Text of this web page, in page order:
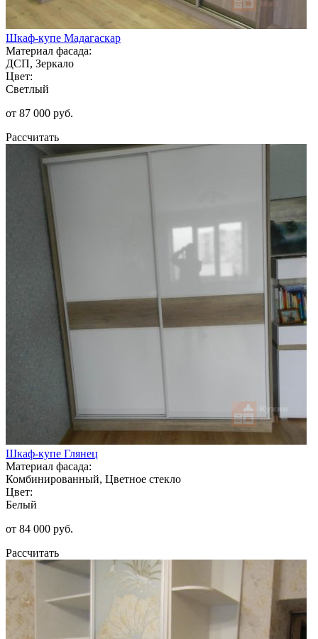
Шкаф-купе Мадагаскар
Материал фасада:
ДСП, Зеркало
Цвет:
Светлый
от 87 000 руб.
Рассчитать
Шкаф-купе Глянец
Материал фасада:
Комбинированный, Цветное стекло
Цвет:
Белый
от 84 000 руб.
Рассчитать